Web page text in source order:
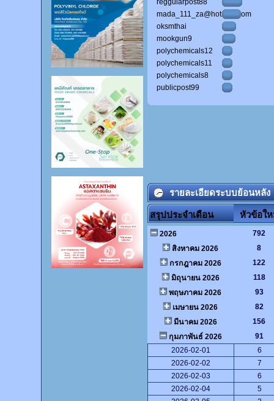
mada_111_za@hotmail.com
oksmthai
mookgun9
polychemicals12
polychemicals11
polychemicals8
publicpost99
รายละเอียดระบบย้อนหลัง
สรุปประจำเดือน หัวข้อใ
2026
792
สิงหาคม 2026
8
กรกฎาคม 2026
122
มิถุนายน 2026
118
พฤษภาคม 2026
93
เมษายน 2026
82
มีนาคม 2026
156
กุมภาพันธ์ 2026
91
2026-02-01
6
2026-02-02
7
2026-02-03
6
2026-02-04
5